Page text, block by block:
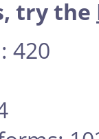
try the
420